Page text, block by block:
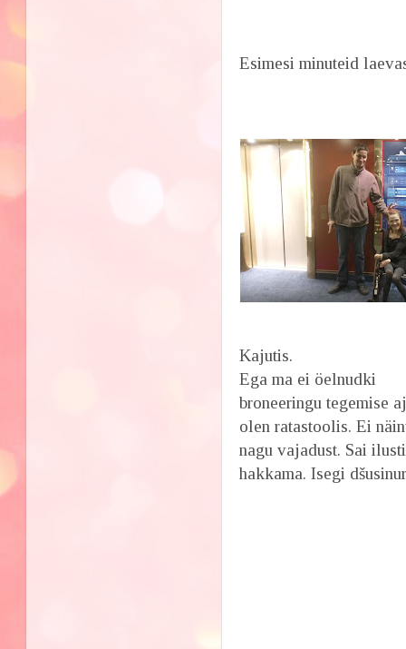
Esimesi minuteid
Kajutis.
Ega ma ei öelnudki
broneeringu tegemise
olen ratastoolis. Ei
nagu vajadust. Sai ilusti
hakkama. Isegi